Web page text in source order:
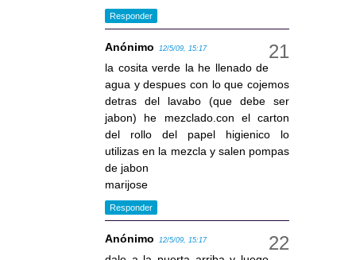
Responder
Anónimo 12/5/09, 15:17
la cosita verde la he llenado de
agua y despues con lo que cojemos
detras del lavabo (que debe ser
jabon) he mezclado.con el carton
del rollo del papel higienico lo
utilizas en la mezcla y salen pompas
de jabon
marijose
Responder
Anónimo 12/5/09, 15:17